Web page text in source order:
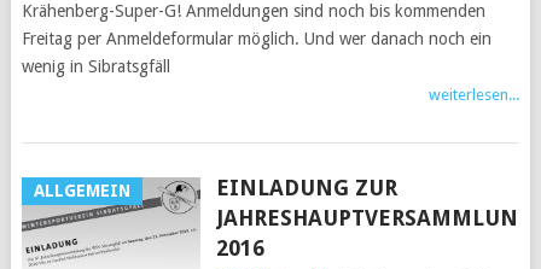
Krähenberg-Super-G! Anmeldungen sind noch bis kommenden
Freitag per Anmeldeformular möglich. Und wer danach noch ein
wenig in Sibratsgfäll
weiterlesen...
ALLGEMEIN
EINLADUNG ZUR
JAHRESHAUPTVERSAMMLUNG
2016